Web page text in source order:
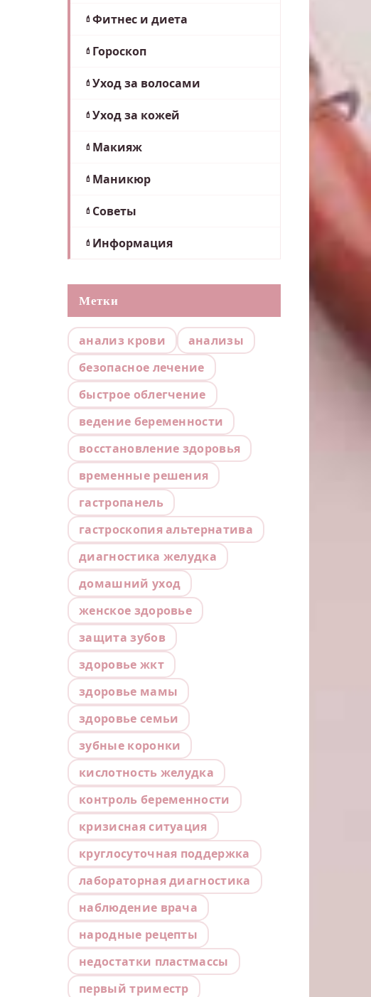
Фитнес и диета
Гороскоп
Уход за волосами
Уход за кожей
Макияж
Маникюр
Советы
Информация
Метки
анализ крови
анализы
безопасное лечение
быстрое облегчение
ведение беременности
восстановление здоровья
временные решения
гастропанель
гастроскопия альтернатива
диагностика желудка
домашний уход
женское здоровье
защита зубов
здоровье жкт
здоровье мамы
здоровье семьи
зубные коронки
кислотность желудка
контроль беременности
кризисная ситуация
круглосуточная поддержка
лабораторная диагностика
наблюдение врача
народные рецепты
недостатки пластмассы
первый триместр